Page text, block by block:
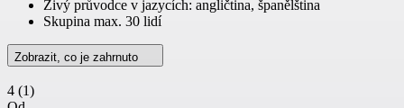
Živý průvodce v jazycích: angličtina, španělština
Skupina max. 30 lidí
Zobrazit, co je zahrnuto
4 (1)